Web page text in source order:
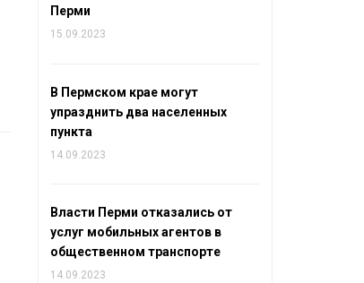
Перми
15.09.2023
В Пермском крае могут
упразднить два населенных
пункта
14.09.2023
Власти Перми отказались от
услуг мобильных агентов в
общественном транспорте
14.09.2023